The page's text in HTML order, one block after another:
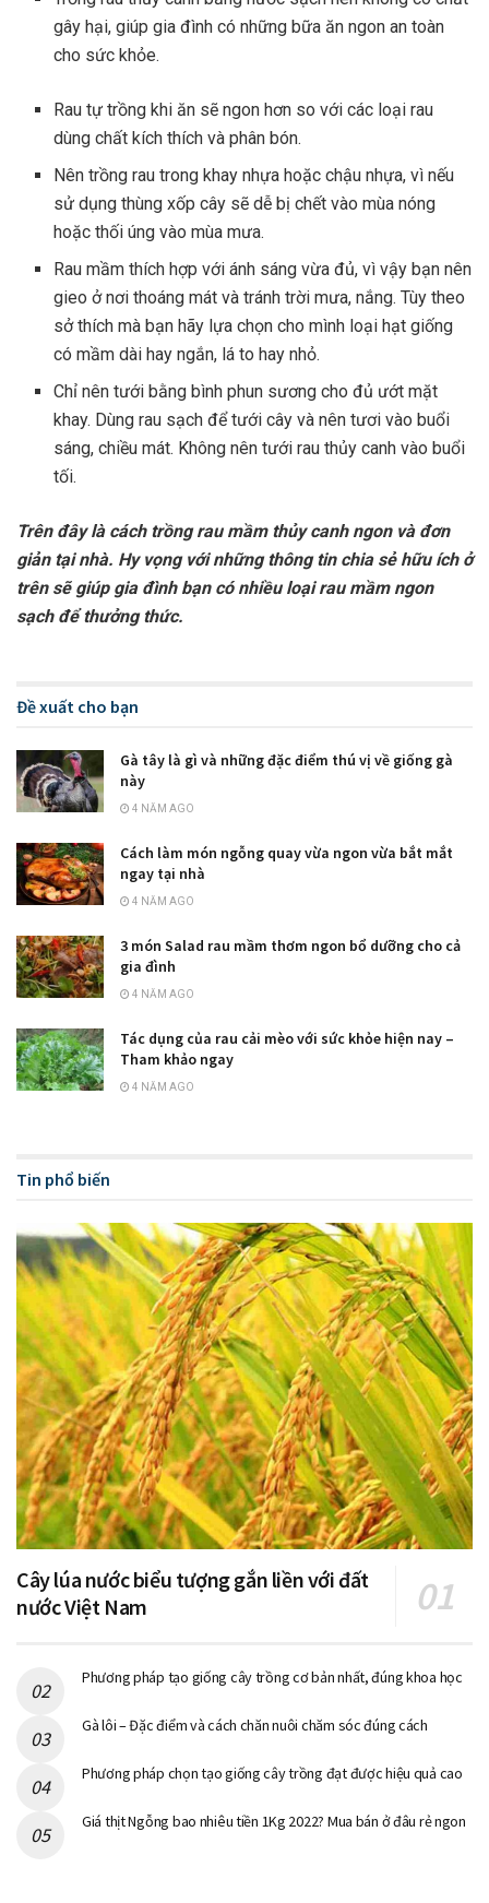
gây hại, giúp gia đình có những bữa ăn ngon an toàn
cho sức khỏe.
Rau tự trồng khi ăn sẽ ngon hơn so với các loại rau
dùng chất kích thích và phân bón.
Nên trồng rau trong khay nhựa hoặc chậu nhựa, vì nếu
sử dụng thùng xốp cây sẽ dễ bị chết vào mùa nóng
hoặc thối úng vào mùa mưa.
Rau mầm thích hợp với ánh sáng vừa đủ, vì vậy bạn nên
gieo ở nơi thoáng mát và tránh trời mưa, nắng. Tùy theo
sở thích mà bạn hãy lựa chọn cho mình loại hạt giống
có mầm dài hay ngắn, lá to hay nhỏ.
Chỉ nên tưới bằng bình phun sương cho đủ ướt mặt
khay. Dùng rau sạch để tưới cây và nên tươi vào buổi
sáng, chiều mát. Không nên tưới rau thủy canh vào buổi
tối.
Trên đây là cách trồng rau mầm thủy canh ngon và đơn
giản tại nhà. Hy vọng với những thông tin chia sẻ hữu ích ở
trên sẽ giúp gia đình bạn có nhiều loại rau mầm ngon
sạch để thưởng thức.
Đề xuất cho bạn
Gà tây là gì và những đặc điểm thú vị về giống gà
này
4 NĂM AGO
Cách làm món ngỗng quay vừa ngon vừa bắt mắt
ngay tại nhà
4 NĂM AGO
3 món Salad rau mầm thơm ngon bổ dưỡng cho cả
gia đình
4 NĂM AGO
Tác dụng của rau cải mèo với sức khỏe hiện nay –
Tham khảo ngay
4 NĂM AGO
Tin phổ biến
Cây lúa nước biểu tượng gắn liền với đất
nước Việt Nam
Phương pháp tạo giống cây trồng cơ bản nhất, đúng khoa học
Gà lôi – Đặc điểm và cách chăn nuôi chăm sóc đúng cách
Phương pháp chọn tạo giống cây trồng đạt được hiệu quả cao
Giá thịt Ngỗng bao nhiêu tiền 1Kg 2022? Mua bán ở đâu rẻ ngon